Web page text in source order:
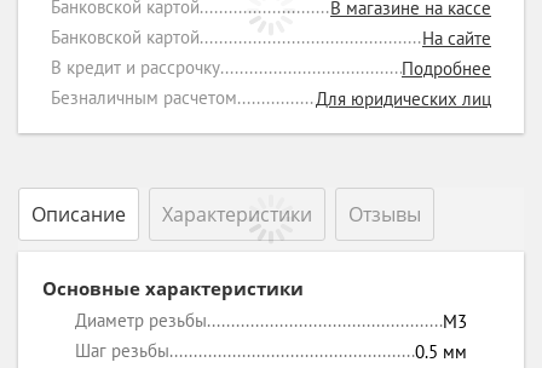
Банковской картой
В магазине на кассе
Банковской картой
На сайте
В кредит и рассрочку
Подробнее
Безналичным расчетом
Для юридических лиц
Описание Характеристики Отзывы
Основные характеристики
Диаметр резьбы
М3
Шаг резьбы
0.5 мм